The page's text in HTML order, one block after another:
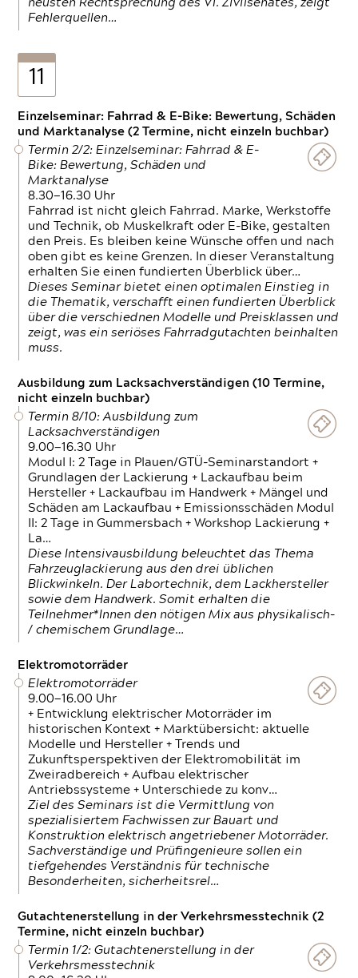
neusten Rechtsprechung des VI. Zivilsenates, zeigt
Fehlerquellen…
11
Einzelseminar: Fahrrad & E-Bike: Bewertung, Schäden
und Marktanalyse (2 Termine, nicht einzeln buchbar)
Termin 2/2: Einzelseminar: Fahrrad & E-
Bike: Bewertung, Schäden und
Marktanalyse
8.30—16.30 Uhr
Fahrrad ist nicht gleich Fahrrad. Marke, Werkstoffe
und Technik, ob Muskelkraft oder E-Bike, gestalten
den Preis. Es bleiben keine Wünsche offen und nach
oben gibt es keine Grenzen. In dieser Veranstaltung
erhalten Sie einen fundierten Überblick über…
Dieses Seminar bietet einen optimalen Einstieg in
die Thematik, verschafft einen fundierten Überblick
über die verschiednen Modelle und Preisklassen und
zeigt, was ein seriöses Fahrradgutachten beinhalten
muss.
Ausbildung zum Lacksachverständigen (10 Termine,
nicht einzeln buchbar)
Termin 8/10: Ausbildung zum
Lacksachverständigen
9.00—16.30 Uhr
Modul I: 2 Tage in Plauen/GTÜ-Seminarstandort +
Grundlagen der Lackierung + Lackaufbau beim
Hersteller + Lackaufbau im Handwerk + Mängel und
Schäden am Lackaufbau + Emissionsschäden Modul
II: 2 Tage in Gummersbach + Workshop Lackierung +
La…
Diese Intensivausbildung beleuchtet das Thema
Fahrzeuglackierung aus den drei üblichen
Blickwinkeln. Der Labortechnik, dem Lackhersteller
sowie dem Handwerk. Somit erhalten die
Teilnehmer*Innen den nötigen Mix aus physikalisch-
/ chemischem Grundlage…
Elektromotorräder
Elektromotorräder
9.00—16.00 Uhr
+ Entwicklung elektrischer Motorräder im
historischen Kontext + Marktübersicht: aktuelle
Modelle und Hersteller + Trends und
Zukunftsperspektiven der Elektromobilität im
Zweiradbereich + Aufbau elektrischer
Antriebssysteme + Unterschiede zu konv…
Ziel des Seminars ist die Vermittlung von
spezialisiertem Fachwissen zur Bauart und
Konstruktion elektrisch angetriebener Motorräder.
Sachverständige und Prüfingenieure sollen ein
tiefgehendes Verständnis für technische
Besonderheiten, sicherheitsrel…
Gutachtenerstellung in der Verkehrsmesstechnik (2
Termine, nicht einzeln buchbar)
Termin 1/2: Gutachtenerstellung in der
Verkehrsmesstechnik